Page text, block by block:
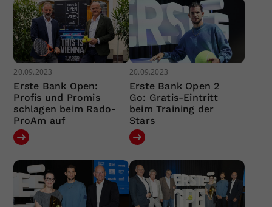
20.09.2023
Erste Bank Open:
Profis und Promis
schlagen beim Rado-
ProAm auf
20.09.2023
Erste Bank Open 2
Go: Gratis-Eintritt
beim Training der
Stars